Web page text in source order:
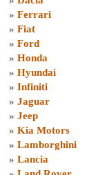
» Ferrari
» Fiat
» Ford
» Honda
» Hyundai
» Infiniti
» Jaguar
» Jeep
» Kia Motors
» Lamborghini
» Lancia